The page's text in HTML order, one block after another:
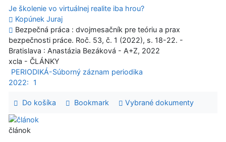
Je školenie vo virtuálnej realite iba hrou?
Kopúnek Juraj
Bezpečná práca : dvojmesačník pre teóriu a prax
bezpečnosti práce. Roč. 53, č. 1 (2022), s. 18-22. -
Bratislava : Anastázia Bezáková - A+Z, 2022
xcla - ČLÁNKY
PERIODIKÁ-Súborný záznam periodika
2022:
1
Do košíka Bookmark Vybrané dokumenty
článok